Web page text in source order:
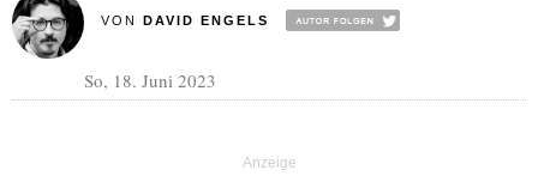
VON DAVID ENGELS
So, 18. Juni 2023